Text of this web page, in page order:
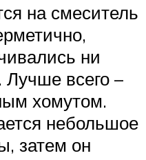
на смеситель
ни
Лучше всего –
хомутом.
небольшое
затем он